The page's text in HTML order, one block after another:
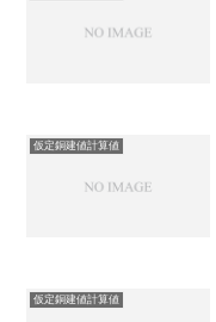
仮定銅建値計算値
仮定銅建値計算値